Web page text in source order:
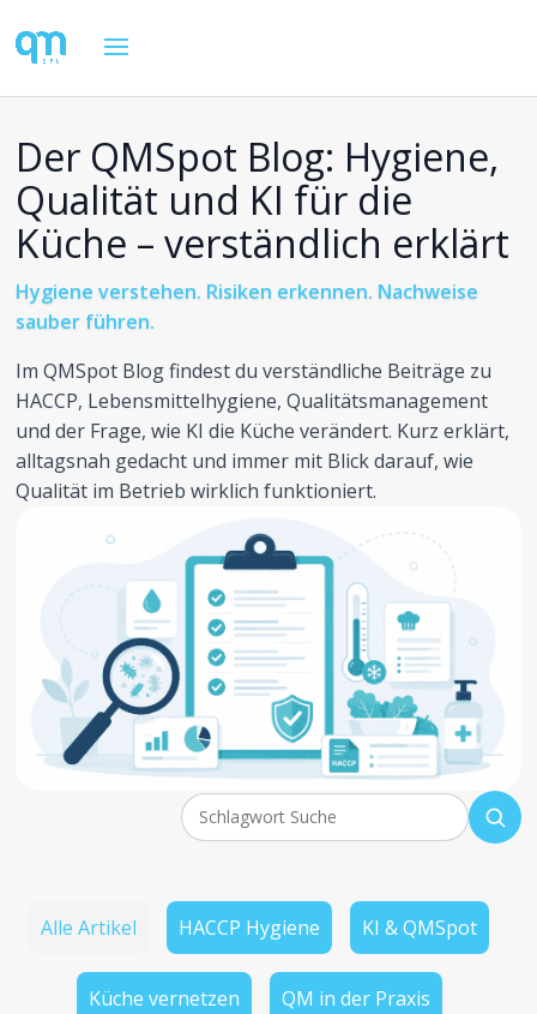
Der QMSpot Blog: Hygiene,
Qualität und KI für die
Küche – verständlich erklärt
Hygiene verstehen. Risiken erkennen. Nachweise
sauber führen.
Im QMSpot Blog findest du verständliche Beiträge zu
HACCP, Lebensmittelhygiene, Qualitätsmanagement
und der Frage, wie KI die Küche verändert. Kurz erklärt,
alltagsnah gedacht und immer mit Blick darauf, wie
Qualität im Betrieb wirklich funktioniert.
Alle Artikel HACCP Hygiene KI & QMSpot
Küche vernetzen QM in der Praxis